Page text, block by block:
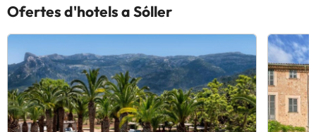
Ofertes d'hotels a Sóller